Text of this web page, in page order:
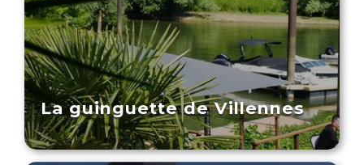
La guinguette de Villennes